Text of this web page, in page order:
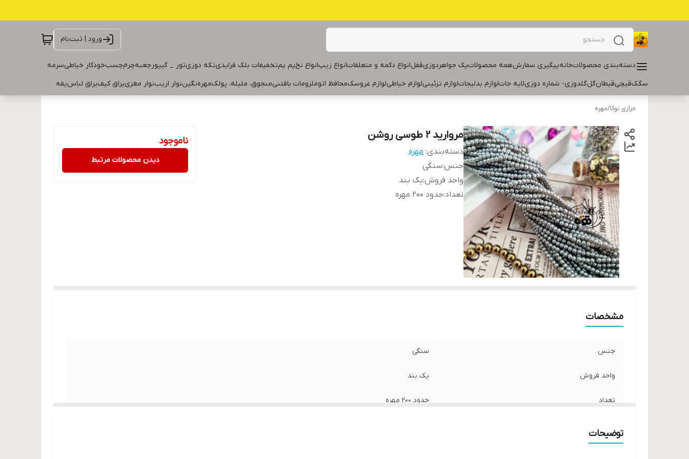
ورود | ثبت‌نام
دسته‌بندی محصولاتخانهپیگیری سفارشهمه محصولاتپک جواهردوزیقفلانواع دکمه و متعلقاتانواع زیپانواع نخپم پمتخفیفات بلک فرایدیتکه دوزیتور _ گیپورجعبهچرمچسبخودکار خیاطیسرمه
سگکقیچیقیطانگلگلدوزی- شماره دوزیلایه جاتلوازم بدلیجاتلوازم تزئینیلوازم خیاطیلوازم عروسکمحافظ اتوملزومات بافتنیمنجوق، ملیله، پولکمهرهنگیننوار اریبنوار مغزییراق کیفیراق لباسیقه
خرازی توکا/مهره
مروارید ۲ طوسی روشن
دسته‌بندی: مهره
جنس:سنگی
واحد فروش:یک بند
تعداد:حدود ۲۰۰ مهره
ناموجود
دیدن محصولات مرتبط
مشخصات
جنس سنگی
واحد فروش یک بند
تعداد حدود ۲۰۰ مهره
توضیحات